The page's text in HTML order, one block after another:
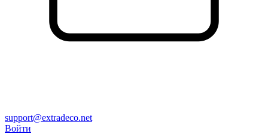
support@extradeco.net
Войти